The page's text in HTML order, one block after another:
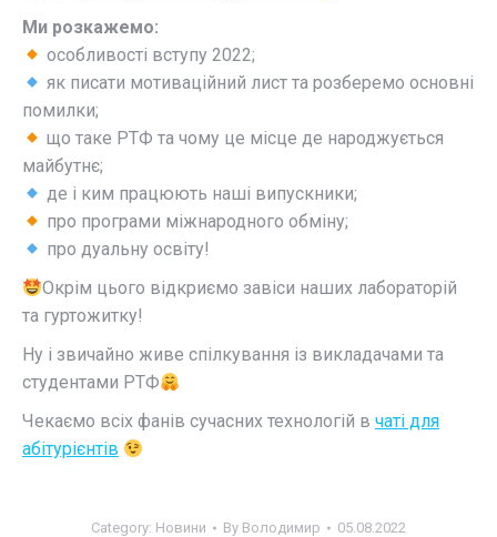
Ми розкажемо:
особливості вступу 2022;
як писати мотиваційний лист та розберемо основні
помилки;
що таке РТФ та чому це місце де народжується
майбутнє;
де і ким працюють наші випускники;
про програми міжнародного обміну;
про дуальну освіту!
Окрім цього відкриємо завіси наших лабораторій
та гуртожитку!
Ну і звичайно живе спілкування із викладачами та
студентами РТФ
Чекаємо всіх фанів сучасних технологій в чаті для
абітурієнтів
Category: Новини By Володимир 05.08.2022